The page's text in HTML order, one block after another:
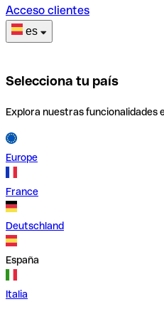
Acceso clientes
es
Selecciona tu país
Explora nuestras funcionalidades
Europe
France
Deutschland
España
Italia